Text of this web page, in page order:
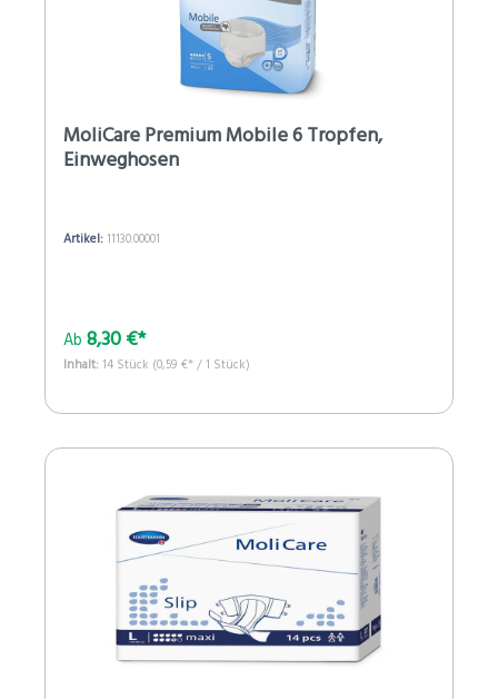
MoliCare Premium Mobile 6 Tropfen,
Einweghosen
Artikel:11130.00001
Ab 8,30 €*
Inhalt:14 Stück (0,59 €* / 1 Stück)